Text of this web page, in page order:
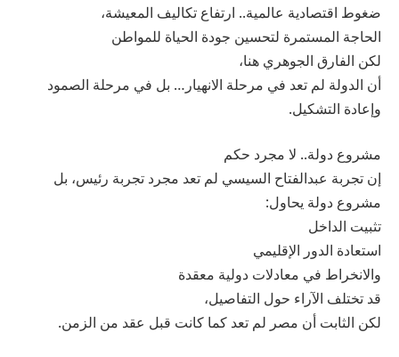
ضغوط اقتصادية عالمية.. ارتفاع تكاليف المعيشة،
الحاجة المستمرة لتحسين جودة الحياة للمواطن
لكن الفارق الجوهري هنا،
أن الدولة لم تعد في مرحلة الانهيار… بل في مرحلة الصمود
وإعادة التشكيل.
مشروع دولة.. لا مجرد حكم
إن تجربة عبدالفتاح السيسي لم تعد مجرد تجربة رئيس، بل
مشروع دولة يحاول:
تثبيت الداخل
استعادة الدور الإقليمي
والانخراط في معادلات دولية معقدة
قد تختلف الآراء حول التفاصيل،
لكن الثابت أن مصر لم تعد كما كانت قبل عقد من الزمن.